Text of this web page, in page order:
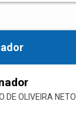
DE OLIVEIRA NETO